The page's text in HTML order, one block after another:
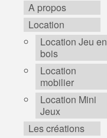
A propos
Location
Location Jeu en
bois
Location
mobilier
Location Mini
Jeux
Les créations